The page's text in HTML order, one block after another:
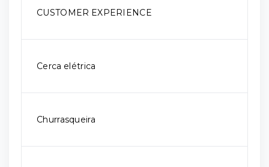
CUSTOMER EXPERIENCE
Cerca elétrica
Churrasqueira